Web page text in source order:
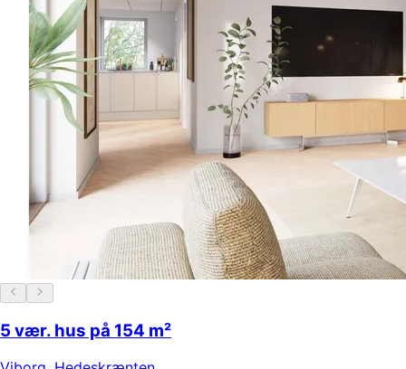
5 vær. hus på 154 m²